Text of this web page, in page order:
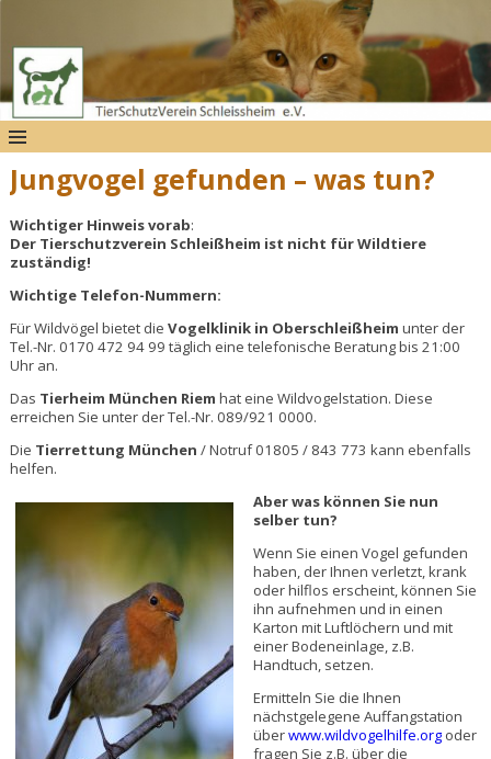
Jungvogel gefunden – was tun?
Wichtiger Hinweis vorab:
Der Tierschutzverein Schleißheim ist nicht für Wildtiere
zuständig!
Wichtige Telefon-Nummern:
Für Wildvögel bietet die Vogelklinik in Oberschleißheim unter der
Tel.-Nr. 0170 472 94 99 täglich eine telefonische Beratung bis 21:00
Uhr an.
Das Tierheim München Riem hat eine Wildvogelstation. Diese
erreichen Sie unter der Tel.-Nr. 089/921 0000.
Die Tierrettung München / Notruf 01805 / 843 773 kann ebenfalls
helfen.
Aber was können Sie nun
selber tun?
Wenn Sie einen Vogel gefunden
haben, der Ihnen verletzt, krank
oder hilflos erscheint, können Sie
ihn aufnehmen und in einen
Karton mit Luftlöchern und mit
einer Bodeneinlage, z.B.
Handtuch, setzen.
Ermitteln Sie die Ihnen
nächstgelegene Auffangstation
überwww.wildvogelhilfe.org oder
fragen Sie z.B. über die